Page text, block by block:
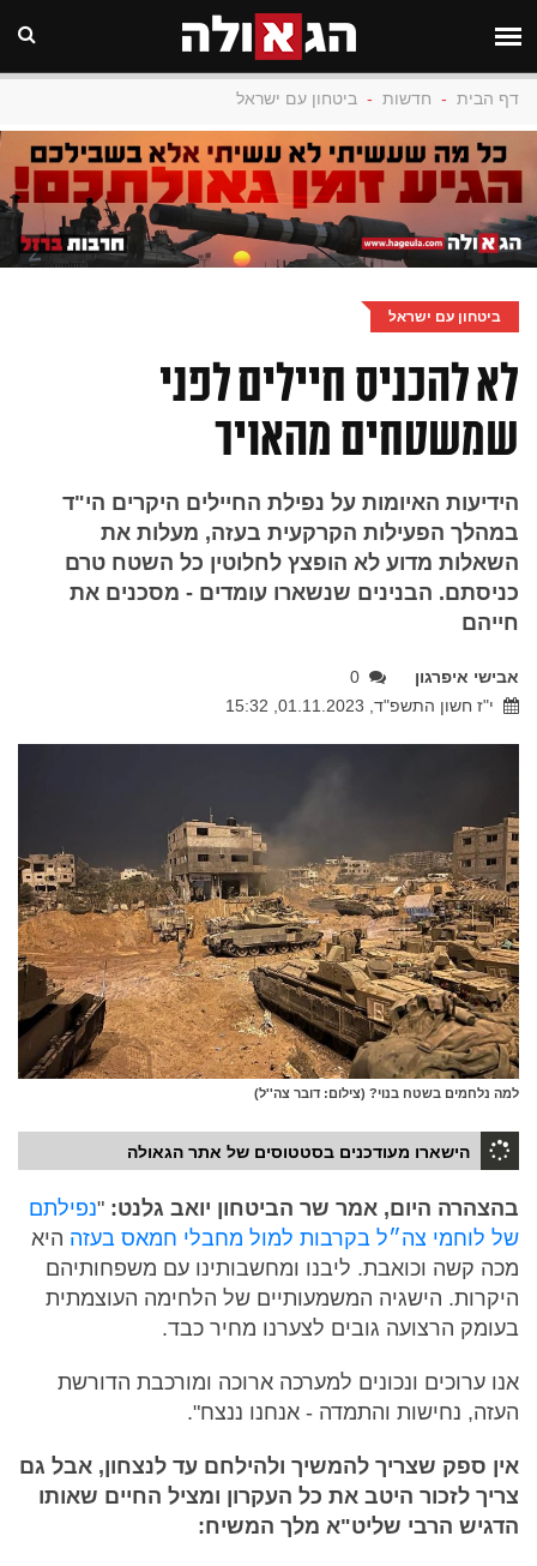
דף הבית - חדשות - ביטחון עם ישראל
ביטחון עם ישראל
לא להכניס חיילים לפני
שמשטחים מהאויר
הידיעות האיומות על נפילת החיילים היקרים הי"ד
במהלך הפעילות הקרקעית בעזה, מעלות את
השאלות מדוע לא הופצץ לחלוטין כל השטח טרם
כניסתם. הבנינים שנשארו עומדים - מסכנים את
חייהם
אבישי איפרגון
0
י"ז חשון התשפ"ד, 01.11.2023, 15:32
למה נלחמים בשטח בנוי? (צילום: דובר צה''ל)
הישארו מעודכנים בסטטוסים של אתר הגאולה
בהצהרה היום, אמר שר הביטחון יואב גלנט: "נפילתם
של לוחמי צה״ל בקרבות למול מחבלי חמאס בעזה היא
מכה קשה וכואבת. ליבנו ומחשבותינו עם משפחותיהם
היקרות. הישגיה המשמעותיים של הלחימה העוצמתית
בעומק הרצועה גובים לצערנו מחיר כבד.
אנו ערוכים ונכונים למערכה ארוכה ומורכבת הדורשת
העזה, נחישות והתמדה - אנחנו ננצח".
אין ספק שצריך להמשיך ולהילחם עד לנצחון, אבל גם
צריך לזכור היטב את כל העקרון ומציל החיים שאותו
הדגיש הרבי שליט"א מלך המשיח: